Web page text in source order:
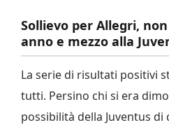
Sollievo per Allegri,
anno e mezzo alla
La serie di risultati positivi
tutti. Persino chi si era
possibilità della Juventus di